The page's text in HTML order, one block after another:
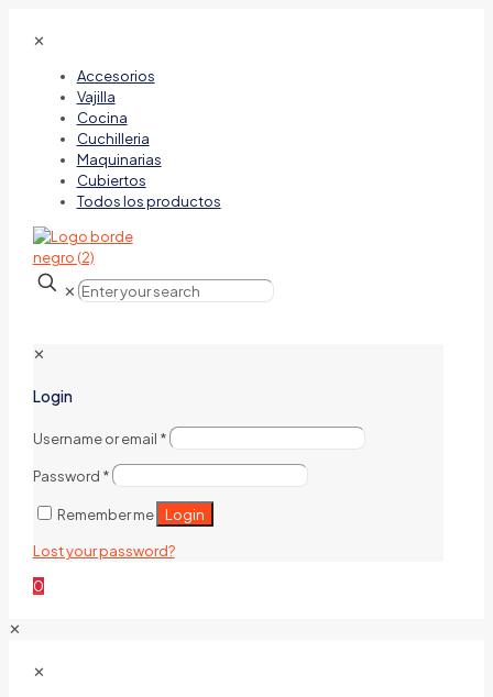
✕
Accesorios
Vajilla
Cocina
Cuchilleria
Maquinarias
Cubiertos
Todos los productos
✕
✕
Login
Username or email *
Password *
Remember me Login
Lost your password?
0
✕
✕